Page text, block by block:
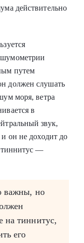
действительно
путем
должен слушать
моря, ветра
в
звук,
и он не доходит до
тиннитус —
важны, но
на тиннитус,
его